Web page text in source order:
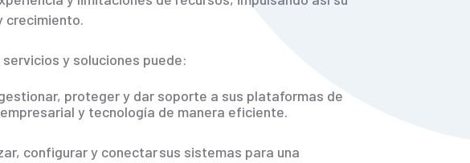
crecimiento.
y soluciones puede:
proteger y dar soporte a sus plataformas de
y tecnología de manera eficiente.
configurar y conectar sus sistemas para una